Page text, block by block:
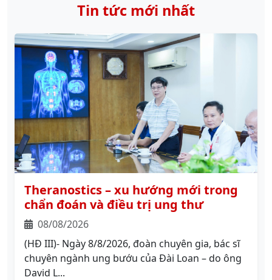
Tin tức mới nhất
Theranostics – xu hướng mới trong
chẩn đoán và điều trị ung thư
08/08/2026
(HĐ III)- Ngày 8/8/2026, đoàn chuyên gia, bác sĩ
chuyên ngành ung bướu của Đài Loan – do ông
David L...